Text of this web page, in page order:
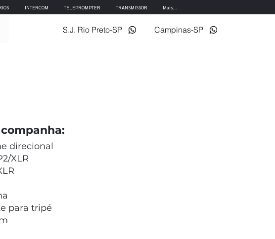
INTERCOM TELEPROMPTER TRANSMISSOR Mais...
S.J. Rio Preto-SP Campinas-SP
direcional
XLR
para tripé